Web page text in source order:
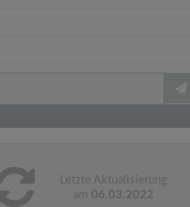
Letzte Aktualisierung
am 06.03.2022